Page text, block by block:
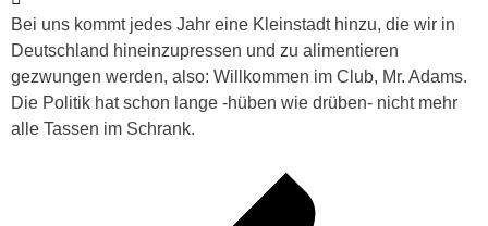
Bei uns kommt jedes Jahr eine Kleinstadt hinzu, die wir in
Deutschland hineinzupressen und zu alimentieren
gezwungen werden, also: Willkommen im Club, Mr. Adams.
Die Politik hat schon lange -hüben wie drüben- nicht mehr
alle Tassen im Schrank.